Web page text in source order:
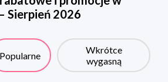
Sierpień 2026
Popularne
Wkrótce
wygasną